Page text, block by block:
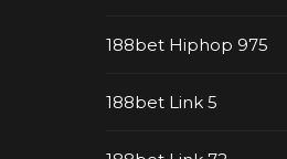
188bet Hiphop 975
188bet Link 5